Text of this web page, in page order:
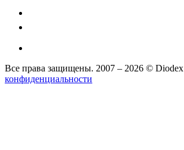
Все права защищены. 2007 – 2026 © Diodex
конфиденциальности